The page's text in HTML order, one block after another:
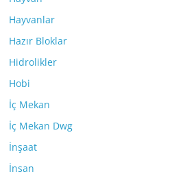
Hayvanlar
Hazır Bloklar
Hidrolikler
Hobi
İç Mekan
İç Mekan Dwg
İnşaat
İnsan